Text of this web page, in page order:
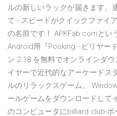
ルの新しいラックが届きます。
て - スピードがクイックファイ
の名前です！ APKFab.comとい
Android用『Pooking - ビリヤー
ン 2.18 を無料でオンラインダ
イヤーで近代的なアーケードス
ルのリラックスゲーム。
ールゲームをダウンロードして
のコンピュータにbilliard club-